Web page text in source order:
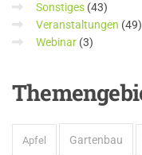
Sonstiges (43)
Veranstaltungen (49)
Webinar (3)
Apfel Gartenbau